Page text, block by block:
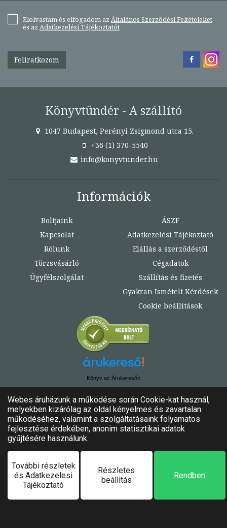
Elolvastam és elfogadom az Általános Szerződési Feltételeket
és az Adatkezelési Tájékoztatót
Feliratkozom
Könyvtündér - A szállító
1047 Budapest, Perényi Zsigmond utca 15.
+36 (1) 370-5540
info@konyvtunder.hu
Információk
Boltjaink
Kapcsolat
Rólunk
Törzsvásárló
Ügyfélszolgálat
ÁSZF
Adatkezelési Tájékoztató
Elállás a szerződéstől
Cégadatok
Szállítás és fizetés
Gyakran Ismételt Kérdések
Cookie beállítások
Könyv az Árukeresőn
Minden jog fenntartva!
Felhasználási feltételek